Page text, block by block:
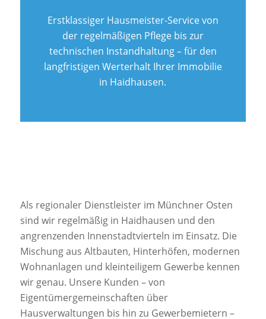
Erstklassiger Hausmeister-Service von
der regelmäßigen Pflege bis zur
technischen Instandhaltung – für den
langfristigen Werterhalt Ihrer Immobilie
in Haidhausen.
Als regionaler Dienstleister im Münchner Osten
sind wir regelmäßig in Haidhausen und den
angrenzenden Innenstadtvierteln im Einsatz. Die
Mischung aus Altbauten, Hinterhöfen, modernen
Wohnanlagen und kleinteiligem Gewerbe kennen
wir genau. Unsere Kunden – von
Eigentümergemeinschaften über
Hausverwaltungen bis hin zu Gewerbemietern –